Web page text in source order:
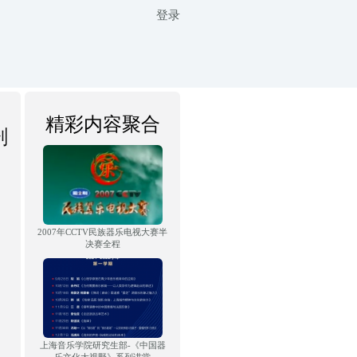
登录
精彩内容聚合
2007年CCTV民族器乐电视大赛半
决赛全程
上海音乐学院研究生部-《中国器